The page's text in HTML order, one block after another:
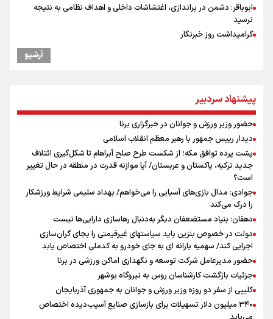
ابوباقر: دشمن در براندازی، اغتشاشات داخلی و اهداف نظامی به نتیجه
نرسید
گرامیداشت روز خبرنگار
رهبر شهید انقلاب: آمریکایی‌ها صدها هزار نفر را با بمب اتم کشتند بدون
بازار دارد؟
ونس: در حال کار بر روی ایجاد یک سیستم ناوبری امن هستیم
نشست استاندار فارس با خبرنگاران
آیین بزرگداشت روز خبرنگار در صدا و سیمای مرکز فارس برگزار شد
آرشیو
پیشنهاد سردبیر
حضور وزیر ورزش و جوانان در خبرگزاری برنا
دیدار رییس جمهور با رهبر معظم انقلاب اسلامی
پشت پرده توافق مکه؛ از شکست طرح صلح آبراهام تا شکل‌گیری ائتلاف
جدید ترکیه، پاکستان و عربستان/ آیا موازنه قدرت در منطقه در حال تغییر
است؟
جوادی: مدال بازی‌های آسیایی را می‌خواهم/ بهداد سلیمی شرایط ورزشکار
را درک می‌کند
دهقان: بنیاد مستضعفان دیگر به‌دنبال رهاسازی دارایی‌ها نیست
دولت در خصوص بنزین باید سیاستهای غیرقیمتی را بجای گران‌سازی
اجرایی کند/ سهمیه یارانه ای به جای خودرو به کدملی اختصاص یابد
حضور مدیرعامل شرکت توسعه و نگهداری اماکن ورزشی در برنا
جزئیات بازگشت کارشناسان روس به نیروگاه بوشهر
کلیپی از سفر دو روزه وزیر ورزش و جوانان به جمهوری آذربایجان
۳۴۰ میلیون دلار تسهیلات برای بازسازی صنایع آسیب‌دیده اختصاص